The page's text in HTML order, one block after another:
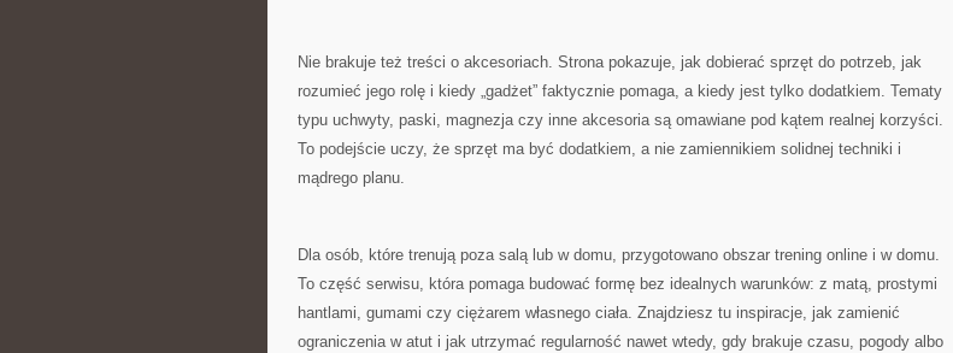
Nie brakuje też treści o akcesoriach. Strona pokazuje, jak dobierać sprzęt do potrzeb, jak
rozumieć jego rolę i kiedy „gadżet” faktycznie pomaga, a kiedy jest tylko dodatkiem. Tematy
typu uchwyty, paski, magnezja czy inne akcesoria są omawiane pod kątem realnej korzyści.
To podejście uczy, że sprzęt ma być dodatkiem, a nie zamiennikiem solidnej techniki i
mądrego planu.
Dla osób, które trenują poza salą lub w domu, przygotowano obszar trening online i w domu.
To część serwisu, która pomaga budować formę bez idealnych warunków: z matą, prostymi
hantlami, gumami czy ciężarem własnego ciała. Znajdziesz tu inspiracje, jak zamienić
ograniczenia w atut i jak utrzymać regularność nawet wtedy, gdy brakuje czasu, pogody albo